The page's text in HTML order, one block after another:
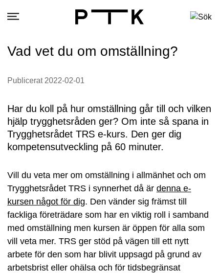
Vad vet du om omställning?
Publicerat 2022-02-01
Har du koll på hur omställning går till och vilken
hjälp trygghetsråden ger? Om inte så spana in
Trygghetsrådet TRS e-kurs. Den ger dig
kompetensutveckling på 60 minuter.
Vill du veta mer om omställning i allmänhet och om
Trygghetsrådet TRS i synnerhet då är denna e-
kursen något för dig. Den vänder sig främst till
fackliga företrädare som har en viktig roll i samband
med omställning men kursen är öppen för alla som
vill veta mer. TRS ger stöd på vägen till ett nytt
arbete för den som har blivit uppsagd på grund av
arbetsbrist eller ohälsa och för tidsbegränsat